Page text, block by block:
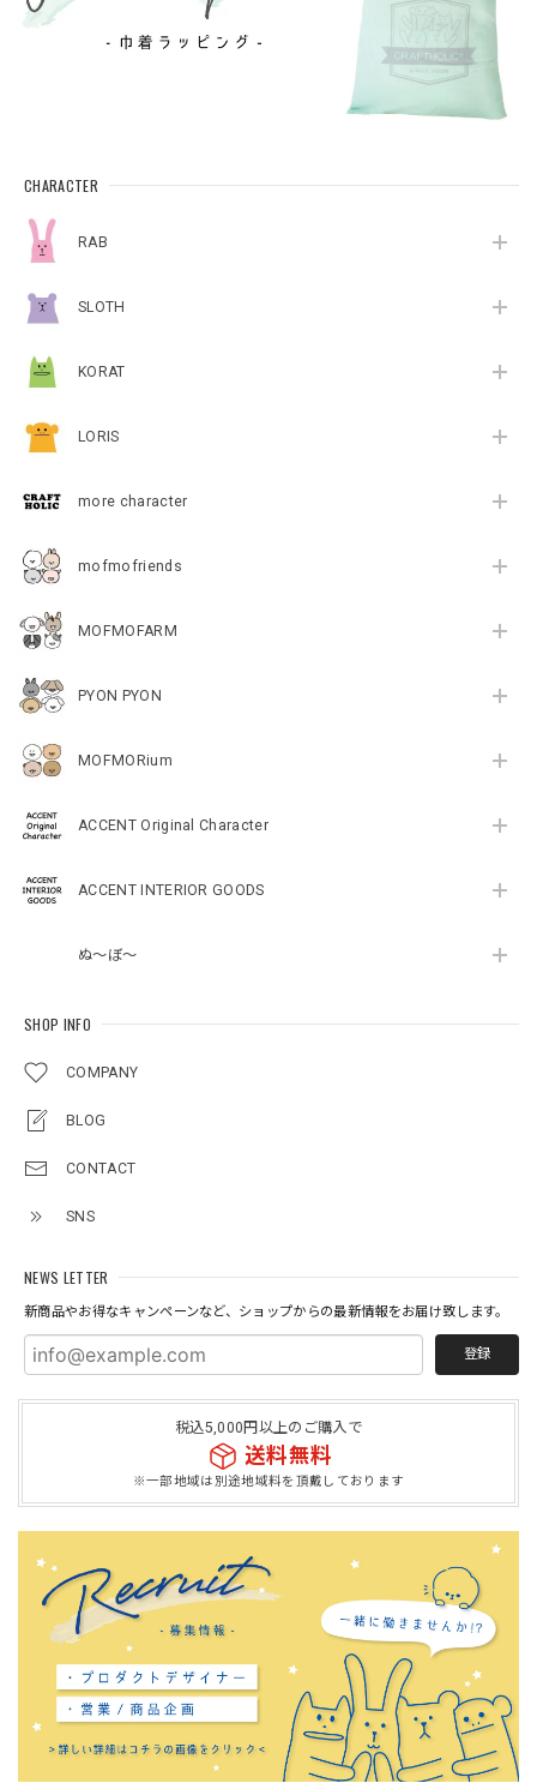
CHARACTER
RAB
SLOTH
KORAT
LORIS
more character
mofmofriends
MOFMOFARM
PYON PYON
MOFMORium
ACCENT Original Character
ACCENT INTERIOR GOODS
ぬ～ぼ～
SHOP INFO
COMPANY
BLOG
CONTACT
SNS
NEWS LETTER
新商品やお得なキャンペーンなど、ショップからの最新情報をお届け致します。
登録
税込5,000円以上のご購入で
送料無料
※一部地域は別途地域料を頂戴しております